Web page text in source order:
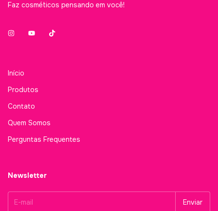
Faz cosméticos pensando em você!
Início
Produtos
Contato
Quem Somos
Perguntas Frequentes
Newsletter